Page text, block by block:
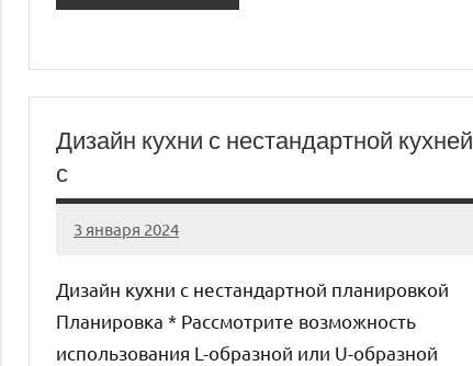
Дизайн кухни с нестандартной кухней
с
3 января 2024
organic63_ru
Нет
Дизайн кухни с нестандартной планировкой
Планировка * Рассмотрите возможность
использования L-образной или U-образной